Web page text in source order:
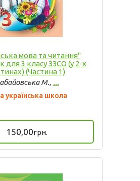
мова та читання"
для 3 класу ЗЗСО (у 2-х
(Частина 1)
М., ...
українська школа
150,00грн.